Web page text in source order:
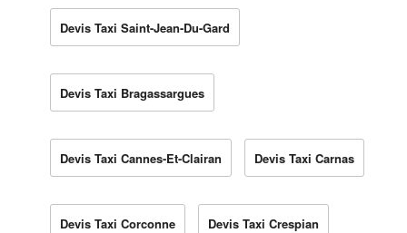
Devis Taxi Saint-Jean-Du-Gard
Devis Taxi Bragassargues
Devis Taxi Cannes-Et-Clairan Devis Taxi Carnas
Devis Taxi Corconne Devis Taxi Crespian